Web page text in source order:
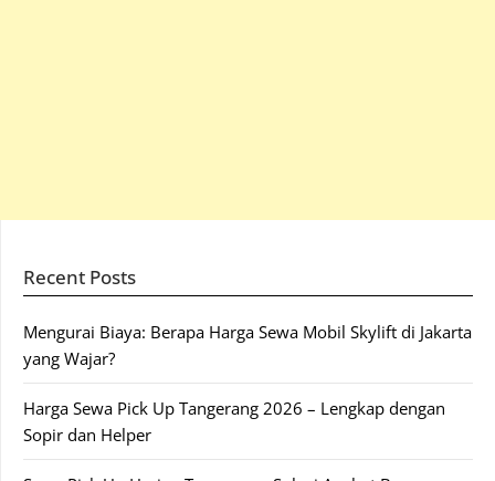
Recent Posts
Mengurai Biaya: Berapa Harga Sewa Mobil Skylift di Jakarta
yang Wajar?
Harga Sewa Pick Up Tangerang 2026 – Lengkap dengan
Sopir dan Helper